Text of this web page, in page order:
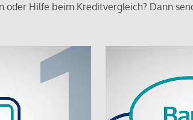
Hilfe beim Kreditvergleich? Dann